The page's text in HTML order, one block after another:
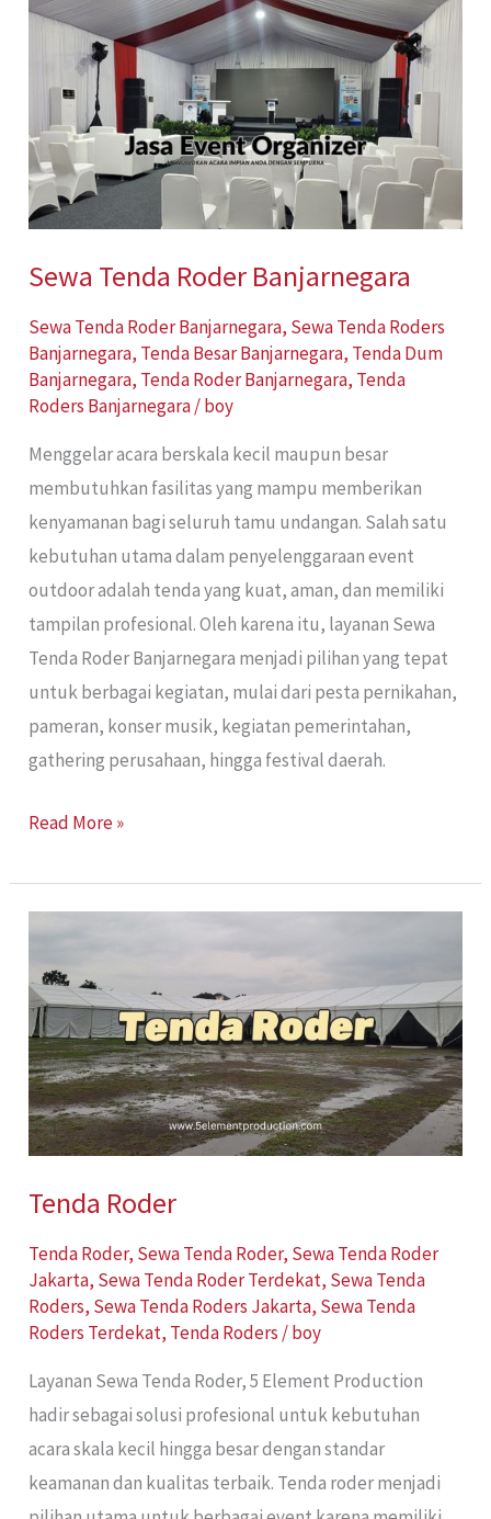
Sewa Tenda Roder Banjarnegara
Sewa Tenda Roder Banjarnegara, Sewa Tenda Roders
Banjarnegara, Tenda Besar Banjarnegara, Tenda Dum
Banjarnegara, Tenda Roder Banjarnegara, Tenda
Roders Banjarnegara/boy
Menggelar acara berskala kecil maupun besar
membutuhkan fasilitas yang mampu memberikan
kenyamanan bagi seluruh tamu undangan. Salah satu
kebutuhan utama dalam penyelenggaraan event
outdoor adalah tenda yang kuat, aman, dan memiliki
tampilan profesional. Oleh karena itu, layanan Sewa
Tenda Roder Banjarnegara menjadi pilihan yang tepat
untuk berbagai kegiatan, mulai dari pesta pernikahan,
pameran, konser musik, kegiatan pemerintahan,
gathering perusahaan, hingga festival daerah.
Tenda
Banjarnegara
Read More »
Tenda Roder
Tenda Roder, Sewa Tenda Roder, Sewa Tenda Roder
Jakarta, Sewa Tenda Roder Terdekat, Sewa Tenda
Roders, Sewa Tenda Roders Jakarta, Sewa Tenda
Roders Terdekat, Tenda Roders /boy
Layanan Sewa Tenda Roder, 5 Element Production
hadir sebagai solusi profesional untuk kebutuhan
acara skala kecil hingga besar dengan standar
keamanan dan kualitas terbaik. Tenda roder menjadi